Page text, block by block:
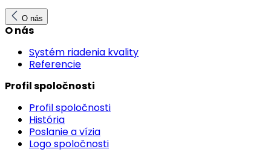
O nás
O nás
Systém riadenia kvality
Referencie
Profil spoločnosti
Profil spoločnosti
História
Poslanie a vízia
Logo spoločnosti